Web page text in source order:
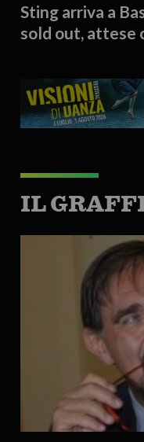
Sting arriva a
sold out, attese
IL